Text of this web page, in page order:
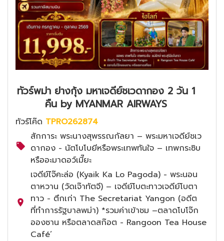
ทัวร์พม่า ย่างกุ้ง มหาเจดีย์ชเวดากอง 2 วัน 1
คืน by MYANMAR AIRWAYS
ทัวร์โค๊ด TPRO262874
สักการะ พระนางสุพรรณกัลยา – พระมหาเจดีย์ชเว
ดากอง - นัตโบโบยีหรือพระเทพทันใจ – เทพกระซิบ
หรืออะมาดอว์เมี๊ยะ
เจดีย์ไจ๊คะล่อ (Kyaik Ka Lo Pagoda) - พระนอน
ตาหวาน (วัดเจ๊าทัตจี) – เจดีย์โบตะทาวเจดีย์โบตา
ทาว - ตึกเก่า The Secretariat Yangon (อดีต
ที่ทำการรัฐบาลพม่า) *รวมค่าเข้าชม –ตลาดโบโจ๊ก
อองซาน หรือตลาดสก๊อต - Rangoon Tea House
Café’